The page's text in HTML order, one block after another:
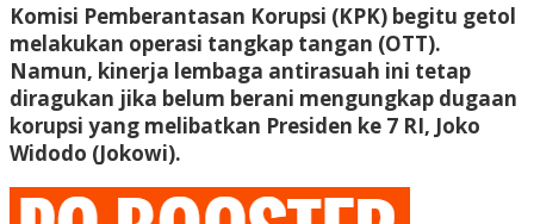
Komisi Pemberantasan Korupsi (KPK) begitu getol
melakukan operasi tangkap tangan (OTT).
Namun, kinerja lembaga antirasuah ini tetap
diragukan jika belum berani mengungkap dugaan
korupsi yang melibatkan Presiden ke 7 RI, Joko
Widodo (Jokowi).